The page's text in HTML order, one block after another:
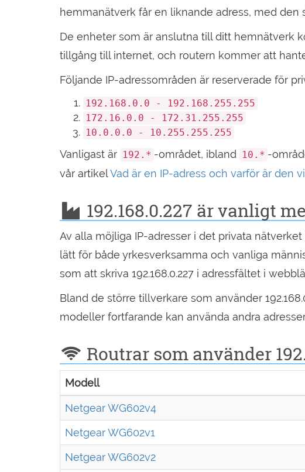
hemmanätverk får en liknande adress, med den
De enheter som är anslutna till ditt hemnätverk
tillgång till internet, och routern kommer att
Följande IP-adressområden är reserverade för
192.168.0.0 - 192.168.255.255
172.16.0.0 - 172.31.255.255
10.0.0.0 - 10.255.255.255
Vanligast är 192.* -området, ibland 10.* -
vår artikelVad är en IP-adress och varför är den
192.168.0.227 är vanligt
Av alla möjliga IP-adresser i det privata
lätt för både yrkesverksamma och vanliga
som att skriva 192.168.0.227 i adressfältet i
Bland de större tillverkare som använder
modeller fortfarande kan använda andra
Routrar som använder
Modell
Netgear WG602v4
Netgear WG602v1
Netgear WG602v2